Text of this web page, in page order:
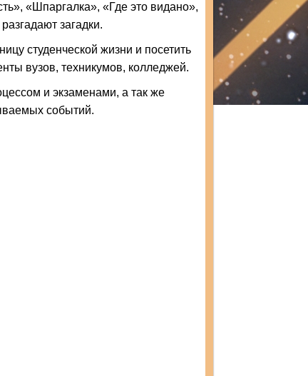
«Шпаргалка», «Где это видано»,
загадки.
студенческой жизни и посетить
вузов, техникумов, колледжей.
и экзаменами, а так же
событий.